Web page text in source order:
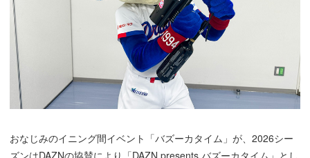
おなじみのイニング間イベント「バズーカタイム」が、2026シー